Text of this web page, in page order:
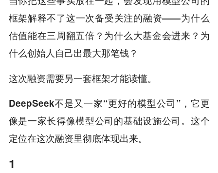
框架解释不了这一次备受关注的融资——为什么
估值能在三周翻五倍？为什么大基金会进来？为
什么创始人自己出最大那笔钱？
这次融资需要另一套框架才能读懂。
DeepSeek不是又一家“更好的模型公司”，它更
像是一家长得像模型公司的基础设施公司。这个
定位在这次融资里彻底体现出来。
1